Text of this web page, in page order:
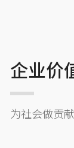
企业价
为社会做贡